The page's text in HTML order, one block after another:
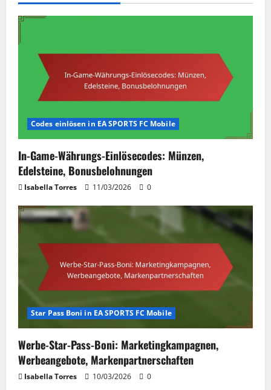
Codes einlösen in EA SPORTS FC Mobile
In-Game-Währungs-Einlösecodes: Münzen,
Edelsteine, Bonusbelohnungen
Isabella Torres 11/03/2026 0
Star Pass Boni in EA SPORTS FC Mobile
Werbe-Star-Pass-Boni: Marketingkampagnen,
Werbeangebote, Markenpartnerschaften
Isabella Torres 10/03/2026 0